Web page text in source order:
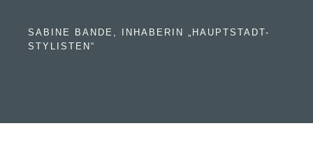
SABINE BANDE, INHABERIN „HAUPTSTADT-
STYLISTEN“